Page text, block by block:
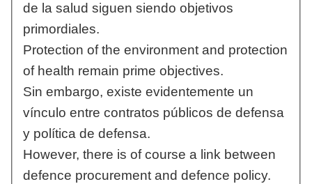
de la salud siguen siendo objetivos
primordiales.
Protection of the environment and protection
of health remain prime objectives.
Sin embargo, existe evidentemente un
vínculo entre contratos públicos de defensa
y política de defensa.
However, there is of course a link between
defence procurement and defence policy.